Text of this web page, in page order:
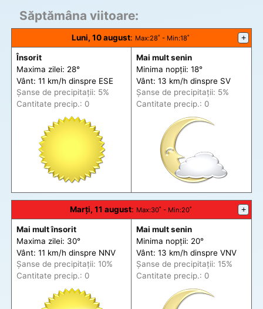
Săptămâna viitoare:
Luni, 10 august: Max:28˚ - Min:18˚ +
Însorit
Maxima zilei: 28°
Vânt: 11 km/h dinspre ESE
Șanse de precipitații: 5%
Cantitate precip.: 0
Mai mult senin
Minima nopții: 18°
Vânt: 13 km/h dinspre SV
Șanse de precipitații: 5%
Cantitate precip.: 0
Marți, 11 august: Max:30˚ - Min:20˚ +
Mai mult însorit
Maxima zilei: 30°
Vânt: 11 km/h dinspre NNV
Șanse de precipitații: 10%
Cantitate precip.: 0
Mai mult senin
Minima nopții: 20°
Vânt: 13 km/h dinspre VNV
Șanse de precipitații: 15%
Cantitate precip.: 0